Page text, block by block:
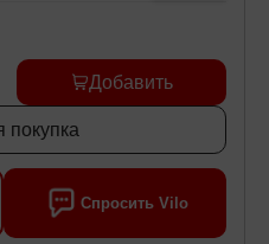
Спросить Vilo
Добавить
покупка